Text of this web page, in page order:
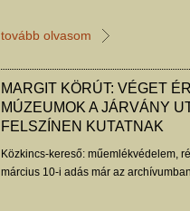
tovább olvasom
MARGIT KÖRÚT: VÉGET
MÚZEUMOK A JÁRVÁNY
FELSZÍNEN KUTATNAK
Közkincs-kereső: műemlékvédelem,
március 10-i adás már az